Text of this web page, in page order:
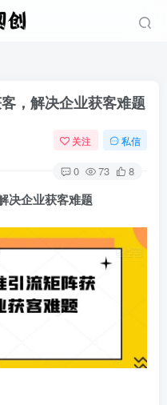
，解决企业获客难题
关注 私信
0 73 8
决企业获客难题